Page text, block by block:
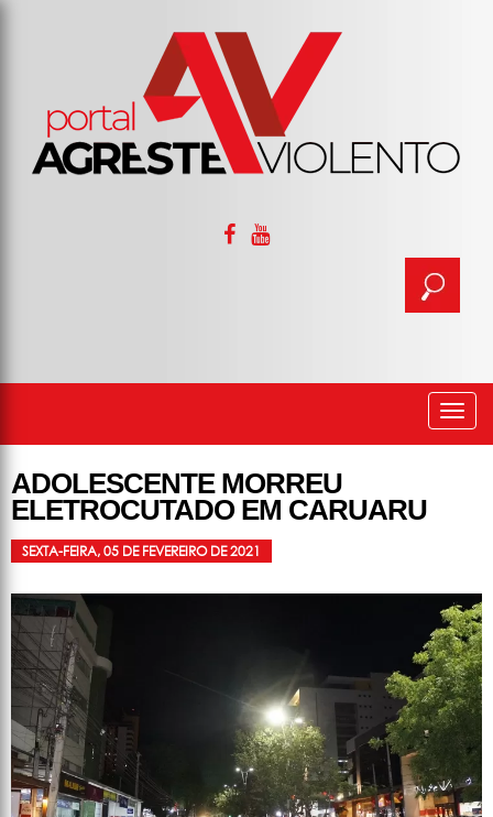
ADOLESCENTE MORREU
ELETROCUTADO EM CARUARU
SEXTA-FEIRA, 05 DE FEVEREIRO DE 2021